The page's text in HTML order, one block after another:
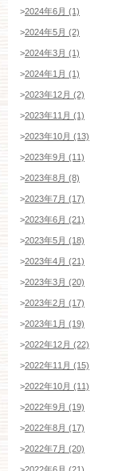
>2024年6月 (1)
>2024年5月 (2)
>2024年3月 (1)
>2024年1月 (1)
>2023年12月 (2)
>2023年11月 (1)
>2023年10月 (13)
>2023年9月 (11)
>2023年8月 (8)
>2023年7月 (17)
>2023年6月 (21)
>2023年5月 (18)
>2023年4月 (21)
>2023年3月 (20)
>2023年2月 (17)
>2023年1月 (19)
>2022年12月 (22)
>2022年11月 (15)
>2022年10月 (11)
>2022年9月 (19)
>2022年8月 (17)
>2022年7月 (20)
>2022年6月 (21)
ブライダ